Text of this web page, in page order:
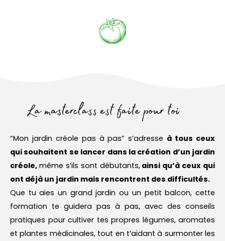
“Mon jardin créole pas à pas” s’adresse à tous ceux
qui souhaitent se lancer dans la création d’un jardin
créole, même s’ils sont débutants,ainsi qu’à ceux qui
ont déjà un jardin mais rencontrent des difficultés.
Que tu aies un grand jardin ou un petit balcon, cette
formation te guidera pas à pas, avec des conseils
pratiques pour cultiver tes propres légumes, aromates
et plantes médicinales, tout en t’aidant à surmonter les